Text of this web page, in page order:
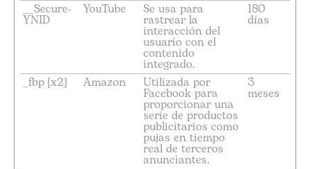
__Secure-
YNID
YouTube Se usa para
rastrear la
interacción del
usuario con el
contenido
integrado.
180
días
_fbp [x2] Amazon Utilizada por
Facebook para
proporcionar una
serie de productos
publicitarios como
pujas en tiempo
real de terceros
anunciantes.
3
meses